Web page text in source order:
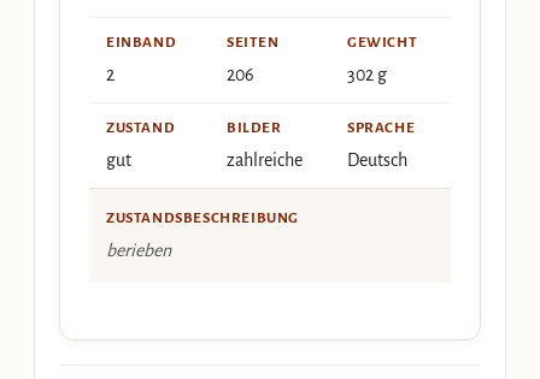
EINBAND
2
SEITEN
206
GEWICHT
302 g
ZUSTAND
gut
BILDER
zahlreiche
SPRACHE
Deutsch
ZUSTANDSBESCHREIBUNG
berieben